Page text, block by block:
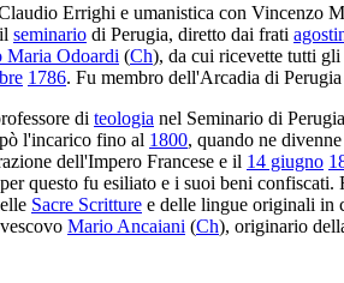
Errighi e umanistica con Vincenzo
seminario di Perugia, diretto dai frati
Maria Odoardi (Ch), da cui ricevette tutti gli
1786. Fu membro dell'Arcadia di
di teologia nel Seminario di
l'incarico fino al 1800, quando ne
dell'Impero Francese e il 14 giugno
questo fu esiliato e i suoi beni
Sacre Scritture e delle lingue originali in
Mario Ancaiani (Ch), originario